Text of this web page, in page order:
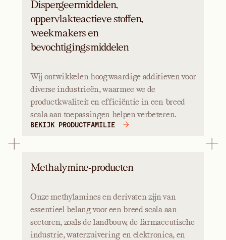
Dispergeermiddelen,
oppervlakteactieve stoffen,
weekmakers en
bevochtigingsmiddelen
Wij ontwikkelen hoogwaardige additieven voor
diverse industrieën, waarmee we de
productkwaliteit en efficiëntie in een breed
scala aan toepassingen helpen verbeteren.
BEKIJK PRODUCTFAMILIE
Methalymine-producten
Onze methylamines en derivaten zijn van
essentieel belang voor een breed scala aan
sectoren, zoals de landbouw, de farmaceutische
industrie, waterzuivering en elektronica, en